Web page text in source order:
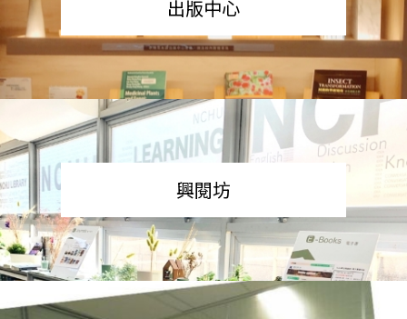
出版中心
興閱坊